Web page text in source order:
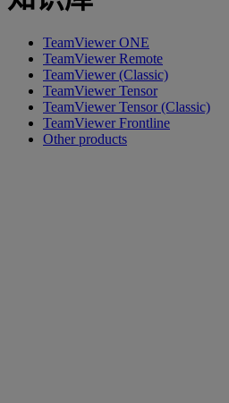
TeamViewer ONE
TeamViewer Remote
TeamViewer (Classic)
TeamViewer Tensor
TeamViewer Tensor (Classic)
TeamViewer Frontline
Other products